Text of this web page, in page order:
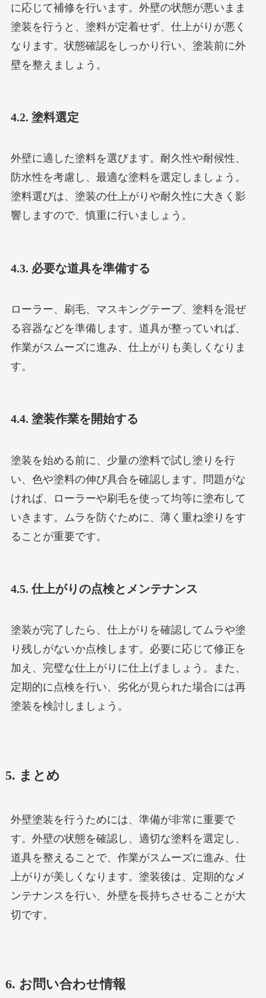
に応じて補修を行います。外壁の状態が悪いまま
塗装を行うと、塗料が定着せず、仕上がりが悪く
なります。状態確認をしっかり行い、塗装前に外
壁を整えましょう。
4.2. 塗料選定
外壁に適した塗料を選びます。耐久性や耐候性、
防水性を考慮し、最適な塗料を選定しましょう。
塗料選びは、塗装の仕上がりや耐久性に大きく影
響しますので、慎重に行いましょう。
4.3. 必要な道具を準備する
ローラー、刷毛、マスキングテープ、塗料を混ぜ
る容器などを準備します。道具が整っていれば、
作業がスムーズに進み、仕上がりも美しくなりま
す。
4.4. 塗装作業を開始する
塗装を始める前に、少量の塗料で試し塗りを行
い、色や塗料の伸び具合を確認します。問題がな
ければ、ローラーや刷毛を使って均等に塗布して
いきます。ムラを防ぐために、薄く重ね塗りをす
ることが重要です。
4.5. 仕上がりの点検とメンテナンス
塗装が完了したら、仕上がりを確認してムラや塗
り残しがないか点検します。必要に応じて修正を
加え、完璧な仕上がりに仕上げましょう。また、
定期的に点検を行い、劣化が見られた場合には再
塗装を検討しましょう。
5. まとめ
外壁塗装を行うためには、準備が非常に重要で
す。外壁の状態を確認し、適切な塗料を選定し、
道具を整えることで、作業がスムーズに進み、仕
上がりが美しくなります。塗装後は、定期的なメ
ンテナンスを行い、外壁を長持ちさせることが大
切です。
6. お問い合わせ情報